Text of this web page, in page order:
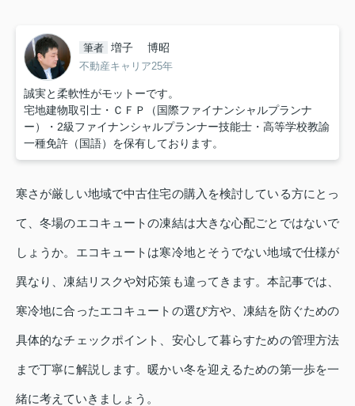
筆者 増子 博昭
不動産キャリア25年
誠実と柔軟性がモットーです。
宅地建物取引士・ＣＦＰ（国際ファイナンシャルプランナ
ー）・2級ファイナンシャルプランナー技能士・高等学校教諭
一種免許（国語）を保有しております。
寒さが厳しい地域で中古住宅の購入を検討している方にとっ
て、冬場のエコキュートの凍結は大きな心配ごとではないで
しょうか。エコキュートは寒冷地とそうでない地域で仕様が
異なり、凍結リスクや対応策も違ってきます。本記事では、
寒冷地に合ったエコキュートの選び方や、凍結を防ぐための
具体的なチェックポイント、安心して暮らすための管理方法
まで丁寧に解説します。暖かい冬を迎えるための第一歩を一
緒に考えていきましょう。